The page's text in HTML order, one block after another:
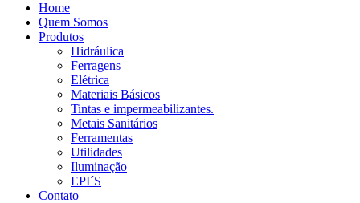
Home
Quem Somos
Produtos
Hidráulica
Ferragens
Elétrica
Materiais Básicos
Tintas e impermeabilizantes.
Metais Sanitários
Ferramentas
Utilidades
Iluminação
EPI´S
Contato